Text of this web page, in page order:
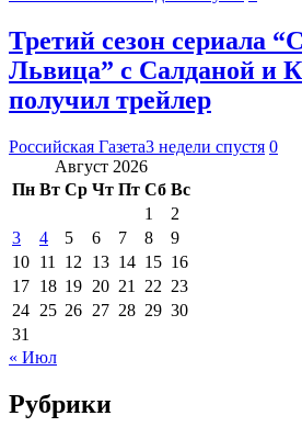
Третий сезон сериала
Львица” с Салданой и
получил трейлер
Российская Газета3 недели спустя 0
Август 2026
Пн Вт Ср Чт Пт Сб Вс
1
2
3
4 5 6 7 8
9
10 11 12 13 14 15 16
17 18 19 20 21 22 23
24 25 26 27 28 29 30
31
« Июл
Рубрики